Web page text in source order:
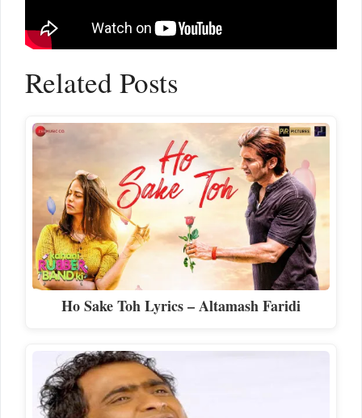
Related Posts
Ho Sake Toh Lyrics – Altamash Faridi